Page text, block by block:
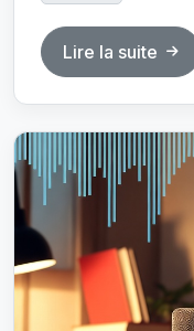
Lire la suite